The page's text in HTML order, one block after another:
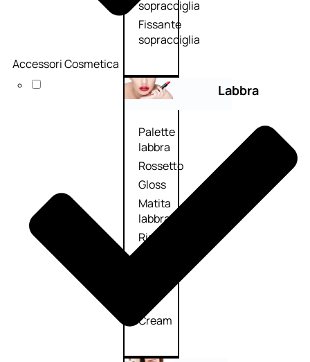
sopracciglia
Fissante
sopracciglia
Labbra
Palette
labbra
Rossetto
Gloss
Matita
labbra
Rimpolpante
CC
Cream
Accessori Cosmetica